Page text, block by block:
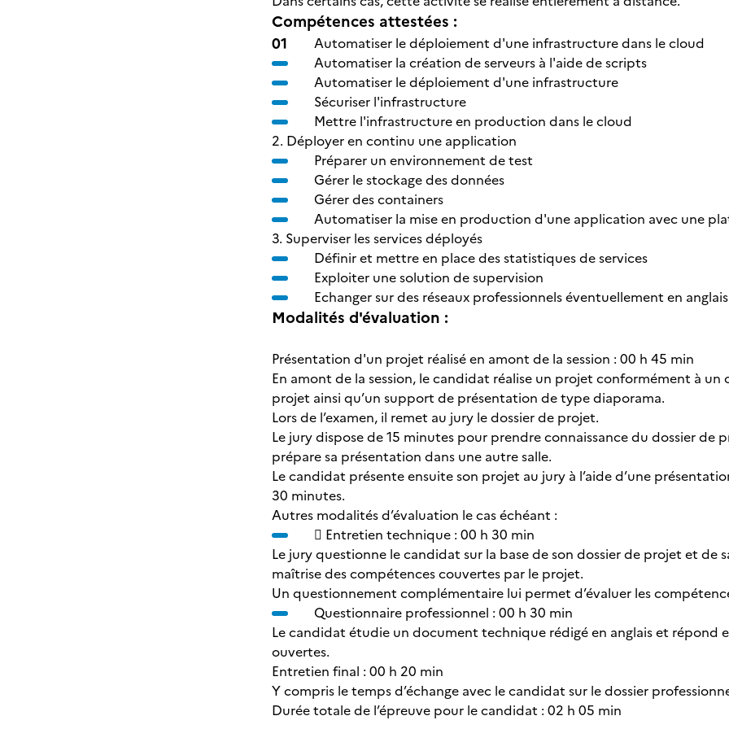
Compétences attestées :
Automatiser le déploiement d'une infrastructure dans le cloud
Automatiser la création de serveurs à l'aide de scripts
Automatiser le déploiement d'une infrastructure
Sécuriser l'infrastructure
Mettre l'infrastructure en production dans le cloud
2. Déployer en continu une application
Préparer un environnement de test
Gérer le stockage des données
Gérer des containers
Automatiser la mise en production d'une application avec une
3. Superviser les services déployés
Définir et mettre en place des statistiques de services
Exploiter une solution de supervision
Echanger sur des réseaux professionnels éventuellement en anglais
Modalités d'évaluation :
Présentation d'un projet réalisé en amont de la session : 00 h 45 min
En amont de la session, le candidat réalise un projet conformément à un
projet ainsi qu’un support de présentation de type diaporama.
Lors de l’examen, il remet au jury le dossier de projet.
Le jury dispose de 15 minutes pour prendre connaissance du dossier
prépare sa présentation dans une autre salle.
Le candidat présente ensuite son projet au jury à l’aide d’une
30 minutes.
Autres modalités d’évaluation le cas échéant :
 Entretien technique : 00 h 30 min
Le jury questionne le candidat sur la base de son dossier de projet et de
maîtrise des compétences couvertes par le projet.
Un questionnement complémentaire lui permet d’évaluer les
Questionnaire professionnel : 00 h 30 min
Le candidat étudie un document technique rédigé en anglais et répond
ouvertes.
Entretien final : 00 h 20 min
Y compris le temps d’échange avec le candidat sur le dossier
Durée totale de l’épreuve pour le candidat : 02 h 05 min